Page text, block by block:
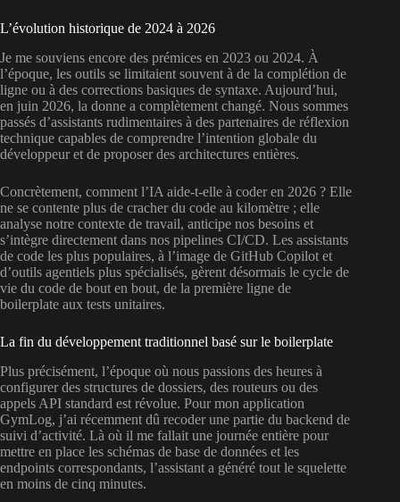
L’évolution historique de 2024 à 2026
Je me souviens encore des prémices en 2023 ou 2024. À
l’époque, les outils se limitaient souvent à de la complétion de
ligne ou à des corrections basiques de syntaxe. Aujourd’hui,
en juin 2026, la donne a complètement changé. Nous sommes
passés d’assistants rudimentaires à des partenaires de réflexion
technique capables de comprendre l’intention globale du
développeur et de proposer des architectures entières.
Concrètement, comment l’IA aide-t-elle à coder en 2026 ? Elle
ne se contente plus de cracher du code au kilomètre ; elle
analyse notre contexte de travail, anticipe nos besoins et
s’intègre directement dans nos pipelines CI/CD. Les assistants
de code les plus populaires, à l’image de GitHub Copilot et
d’outils agentiels plus spécialisés, gèrent désormais le cycle de
vie du code de bout en bout, de la première ligne de
boilerplate aux tests unitaires.
La fin du développement traditionnel basé sur le boilerplate
Plus précisément, l’époque où nous passions des heures à
configurer des structures de dossiers, des routeurs ou des
appels API standard est révolue. Pour mon application
GymLog, j’ai récemment dû recoder une partie du backend de
suivi d’activité. Là où il me fallait une journée entière pour
mettre en place les schémas de base de données et les
endpoints correspondants, l’assistant a généré tout le squelette
en moins de cinq minutes.